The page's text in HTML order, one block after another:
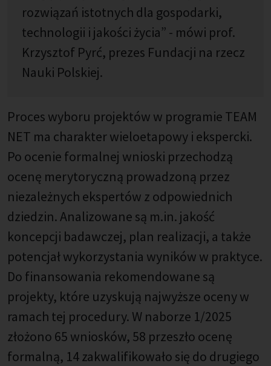
rozwiązań istotnych dla gospodarki,
technologii i jakości życia” - mówi prof.
Krzysztof Pyrć, prezes Fundacji na rzecz
Nauki Polskiej.
Proces wyboru projektów w programie TEAM
NET ma charakter wieloetapowy i ekspercki.
Po ocenie formalnej wnioski przechodzą
ocenę merytoryczną prowadzoną przez
niezależnych ekspertów z odpowiednich
dziedzin. Analizowane są m.in. jakość
koncepcji badawczej, plan realizacji, a także
potencjał wykorzystania wyników w praktyce.
Do finansowania rekomendowane są
projekty, które uzyskują najwyższe oceny w
ramach tej procedury. W naborze 1/2025
złożono 65 wniosków, 58 przeszło ocenę
formalną, 14 zakwalifikowało się do drugiego